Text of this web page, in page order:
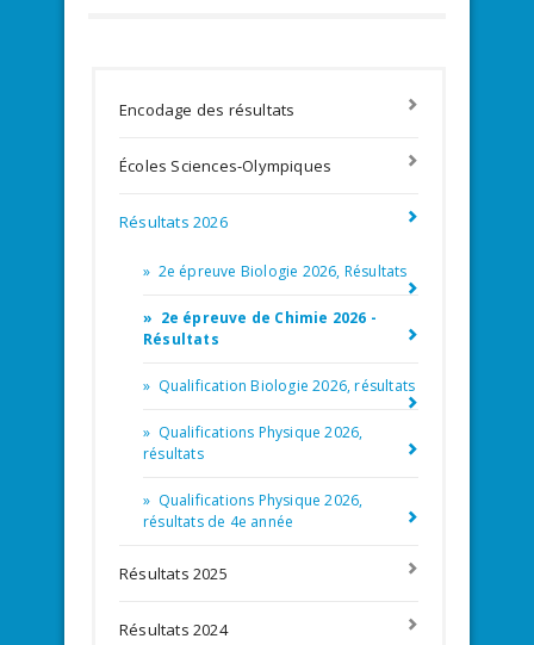
Encodage des résultats
Écoles Sciences-Olympiques
Résultats 2026
» 2e épreuve Biologie 2026, Résultats
» 2e épreuve de Chimie 2026 -
Résultats
» Qualification Biologie 2026, résultats
» Qualifications Physique 2026,
résultats
» Qualifications Physique 2026,
résultats de 4e année
Résultats 2025
Résultats 2024